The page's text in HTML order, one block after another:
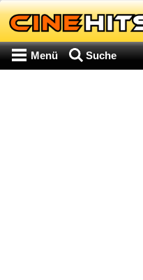
Menü Suche